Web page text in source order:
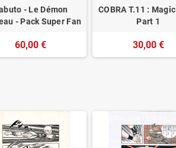
- Le Démon
- Pack Super Fan
60,00 €
COBRA T.11 :
Part 1
30,00 €